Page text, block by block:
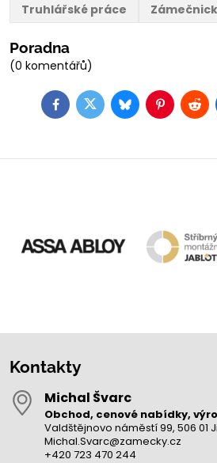
Truhlářské práce
Poradna
(0 komentářů)
FacebookTwitterBlueskyPinterest
Kontakty
Michal Švarc
Obchod, cenové nabídky,
Valdštějnovo náměstí 99, 506 01
Michal.Svarc@zamecky.cz
+420 723 470 244